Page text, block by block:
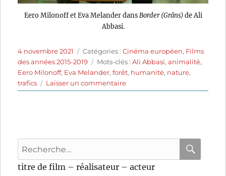
Eero Milonoff et Eva Melander dansBorder (Gräns)de Ali
Abbasi.
Publié
le
4 novembre 2021 Catégories
Catégories :Cinéma européen, Films
des années 2015-2019
Étiquettes
Mots-clés :Ali Abbasi,animalité,
Eero Milonoff, Eva Melander,forêt, humanité, nature,
trafics
Laisser un commentairesur
Border
Recherche
pour
titre de film – réalisateur – acteur